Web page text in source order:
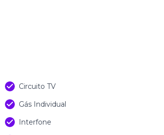
Circuito TV
Gás Individual
Interfone